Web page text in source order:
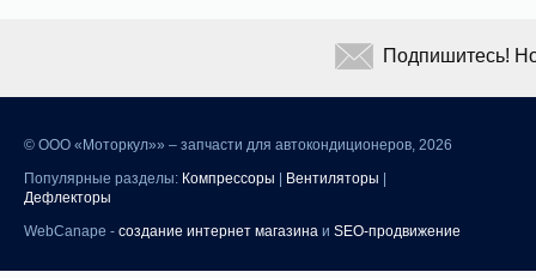
© ООО «Моторкул»» – запчасти для автокондиционеров, 2026
Популярные разделы: Компрессоры Вентиляторы
Дефлекторы
WebCanape - создание интернет магазина и SEO-продвижение
Подпишитесь!